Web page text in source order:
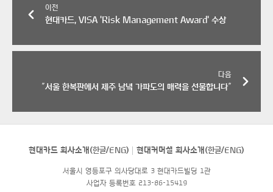
이전
현대카드, VISA 'Risk Management Award' 수상
다음
″서울 한복판에서 제주 남녘 가파도의 매력을 선물합니다″
현대카드 회사소개(한글/ENG) 현대커머셜 회사소개(한글/ENG)
서울시 영등포구 의사당대로 3 현대카드빌딩 1관
사업자 등록번호 213-86-15419